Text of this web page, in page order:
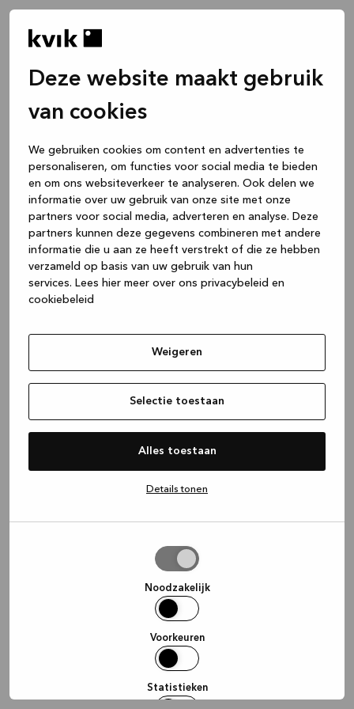
Deze website maakt gebruik
van cookies
We gebruiken cookies om content en advertenties te
personaliseren, om functies voor social media te bieden
en om ons websiteverkeer te analyseren. Ook delen we
informatie over uw gebruik van onze site met onze
partners voor social media, adverteren en analyse. Deze
partners kunnen deze gegevens combineren met andere
informatie die u aan ze heeft verstrekt of die ze hebben
verzameld op basis van uw gebruik van hun
services. Lees hier meer over ons privacybeleid en
cookiebeleid
Weigeren
Selectie toestaan
Alles toestaan
Details tonen
Noodzakelijk
Voorkeuren
Statistieken
(see the browser console for more
information).